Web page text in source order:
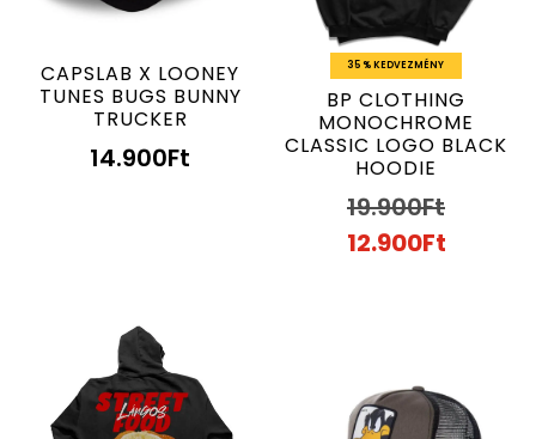
CAPSLAB X LOONEY
TUNES BUGS BUNNY
TRUCKER
14.900Ft
35 % KEDVEZMÉNY
BP CLOTHING
MONOCHROME
CLASSIC LOGO BLACK
HOODIE
19.900Ft
12.900Ft